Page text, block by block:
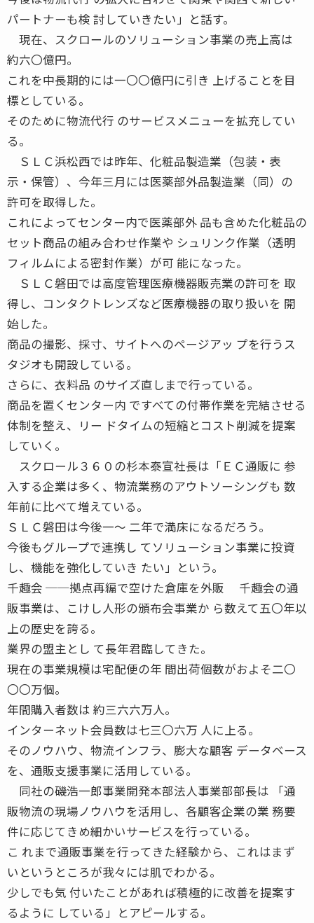
パートナーも検 討していきたい」と話す。
現在、スクロールのソリューション事業の売上高は
約六〇億円。
これを中長期的には一〇〇億円に引き 上げることを目
標としている。
そのために物流代行 のサービスメニューを拡充してい
る。
ＳＬＣ浜松西では昨年、化粧品製造業（包装・表
示・保管）、今年三月には医薬部外品製造業（同）の
許可を取得した。
これによってセンター内で医薬部外 品も含めた化粧品の
セット商品の組み合わせ作業や シュリンク作業（透明
フィルムによる密封作業）が可 能になった。
ＳＬＣ磐田では高度管理医療機器販売業の許可を 取
得し、コンタクトレンズなど医療機器の取り扱いを 開
始した。
商品の撮影、採寸、サイトへのページアッ プを行うス
タジオも開設している。
さらに、衣料品 のサイズ直しまで行っている。
商品を置くセンター内 ですべての付帯作業を完結させる
体制を整え、リー ドタイムの短縮とコスト削減を提案
していく。
スクロール３６０の杉本泰宣社長は「ＥＣ通販に 参
入する企業は多く、物流業務のアウトソーシングも 数
年前に比べて増えている。
ＳＬＣ磐田は今後一〜 二年で満床になるだろう。
今後もグループで連携し てソリューション事業に投資
し、機能を強化していき たい」という。
千趣会 ──拠点再編で空けた倉庫を外販 千趣会の通
販事業は、こけし人形の頒布会事業か ら数えて五〇年以
上の歴史を誇る。
業界の盟主とし て長年君臨してきた。
現在の事業規模は宅配便の年 間出荷個数がおよそ二〇
〇〇万個。
年間購入者数は 約三六六万人。
インターネット会員数は七三〇六万 人に上る。
そのノウハウ、物流インフラ、膨大な顧客 データベース
を、通販支援事業に活用している。
同社の磯浩一郎事業開発本部法人事業部部長は 「通
販物流の現場ノウハウを活用し、各顧客企業の業 務要
件に応じてきめ細かいサービスを行っている。
こ れまで通販事業を行ってきた経験から、これはまず
いというところが我々には肌でわかる。
少しでも気 付いたことがあれば積極的に改善を提案す
るように している」とアピールする。